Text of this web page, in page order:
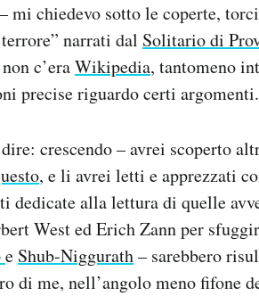
mi chiedevo sotto le coperte,
narrati dal Solitario di
c’eraWikipedia, tantomeno
precise riguardo certi argomenti.
crescendo – avrei scoperto
, e li avrei letti e apprezzati
dedicate alla lettura di quelle
West ed Erich Zann per
e Shub-Niggurath– sarebbero
di me, nell’angolo meno fifone